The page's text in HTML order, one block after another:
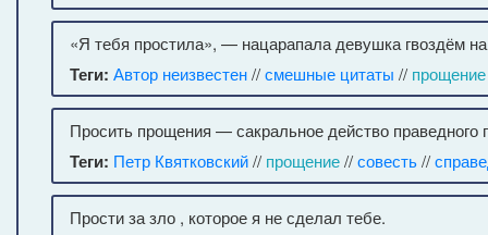
«Я тебя простила», — нацарапала девушка гвоздём
Теги: Автор неизвестен//смешные цитаты // прощение
Просить прощения — сакральное действо праведного
Теги: Петр Квятковский// прощение//совесть//
Прости за зло , которое я не сделал тебе.